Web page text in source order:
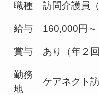
職種 訪問介護員（
給与 160,000円～
賞与 あり（年２回
勤務
地
ケアネクト